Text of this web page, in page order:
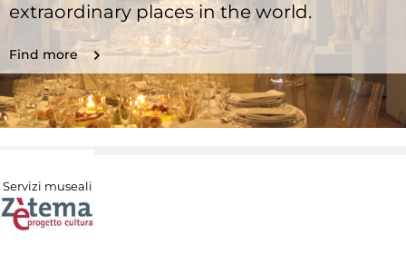
extraordinary places in the world.
Find more
Servizi museali